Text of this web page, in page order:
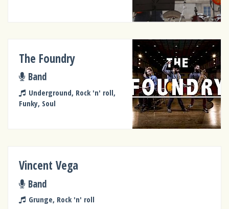
The Foundry
Band
Underground, Rock 'n' roll,
Funky, Soul
Vincent Vega
Band
Grunge, Rock 'n' roll